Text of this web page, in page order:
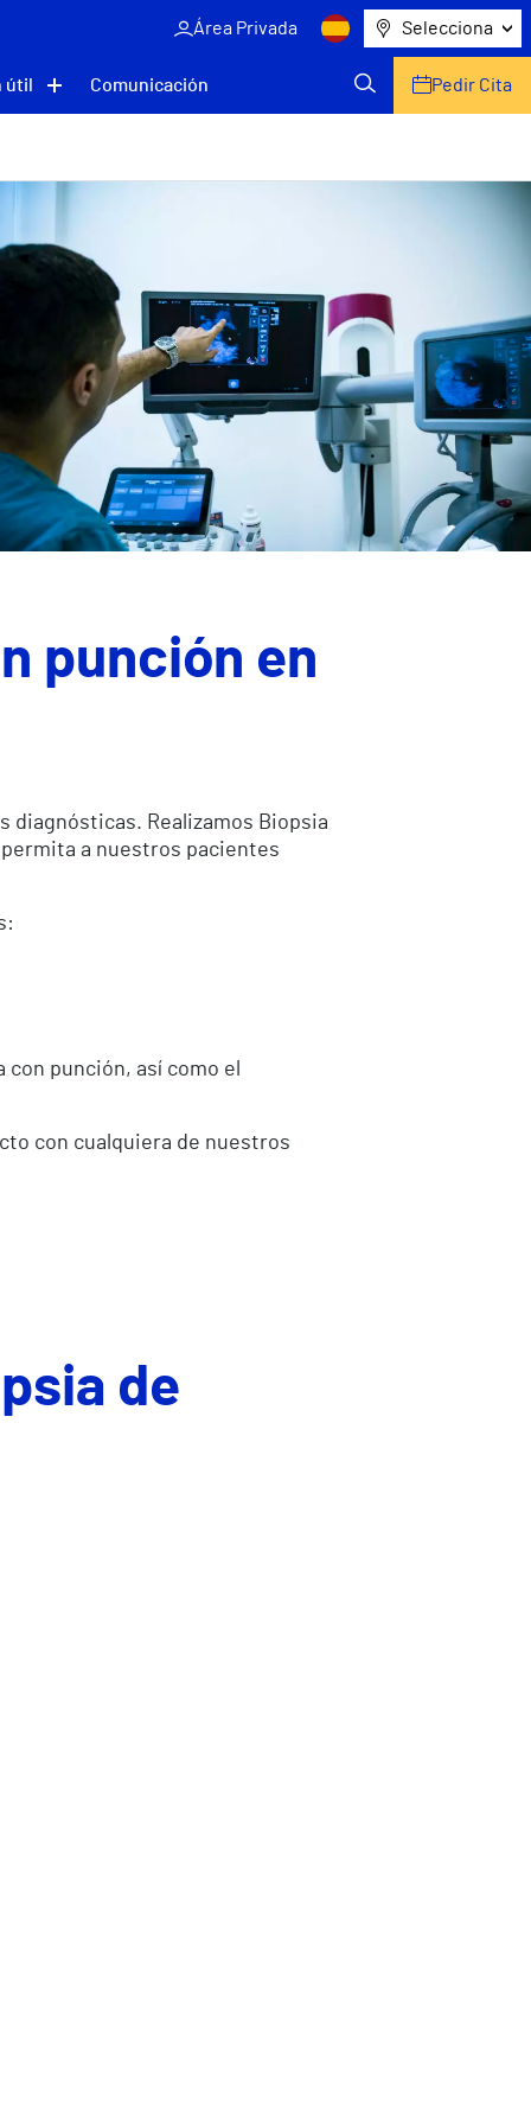
Área Privada Selecciona
útil Comunicación Pedir Cita
punción en
diagnósticas. Realizamos Biopsia
a nuestros pacientes
punción, así como el
con cualquiera de nuestros
de